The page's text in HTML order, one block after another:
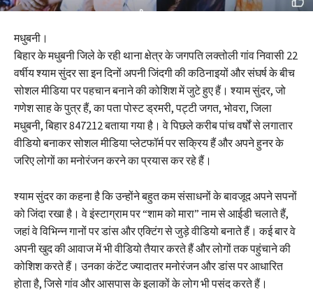
मधुबनी।
बिहार के मधुबनी जिले के रही थाना क्षेत्र के जगपति लक्तोली गांव निवासी 22
वर्षीय श्याम सुंदर सा इन दिनों अपनी जिंदगी की कठिनाइयों और संघर्ष के बीच
सोशल मीडिया पर पहचान बनाने की कोशिश में जुटे हुए हैं। श्याम सुंदर, जो
गणेश साह के पुत्र हैं, का पता पोस्ट ड्रमरी, पट्टी जगत, भोवरा, जिला
मधुबनी, बिहार 847212 बताया गया है। वे पिछले करीब पांच वर्षों से लगातार
वीडियो बनाकर सोशल मीडिया प्लेटफॉर्म पर सक्रिय हैं और अपने हुनर के
जरिए लोगों का मनोरंजन करने का प्रयास कर रहे हैं।
श्याम सुंदर का कहना है कि उन्होंने बहुत कम संसाधनों के बावजूद अपने सपनों
को जिंदा रखा है। वे इंस्टाग्राम पर “शाम को मारा” नाम से आईडी चलाते हैं,
जहां वे विभिन्न गानों पर डांस और एक्टिंग से जुड़े वीडियो बनाते हैं। कई बार वे
अपनी खुद की आवाज में भी वीडियो तैयार करते हैं और लोगों तक पहुंचाने की
कोशिश करते हैं। उनका कंटेंट ज्यादातर मनोरंजन और डांस पर आधारित
होता है, जिसे गांव और आसपास के इलाकों के लोग भी पसंद करते हैं।